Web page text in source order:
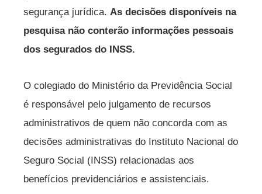
segurança jurídica. As decisões disponíveis na
pesquisa não conterão informações pessoais
dos segurados do INSS.
O colegiado do Ministério da Previdência Social
é responsável pelo julgamento de recursos
administrativos de quem não concorda com as
decisões administrativas do Instituto Nacional do
Seguro Social (INSS) relacionadas aos
benefícios previdenciários e assistenciais.